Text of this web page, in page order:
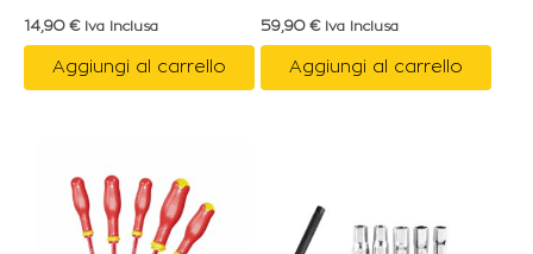
14,90 € Iva Inclusa
Aggiungi al carrello
59,90 € Iva Inclusa
Aggiungi al carrello